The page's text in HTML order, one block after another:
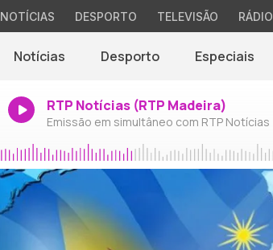
NOTÍCIAS DESPORTO TELEVISÃO RÁDIO
Notícias Desporto Especiais
RTP Notícias (RTP Madeira)
Emissão em simultâneo com RTP Notícias